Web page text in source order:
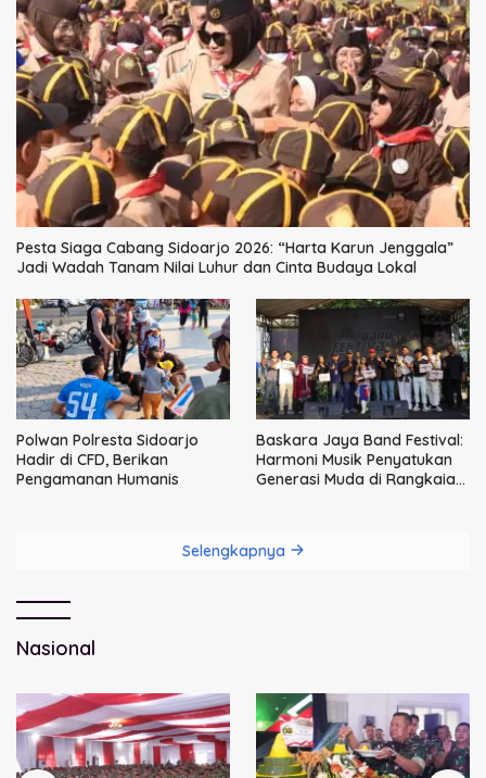
Pesta Siaga Cabang Sidoarjo 2026: “Harta Karun Jenggala”
Jadi Wadah Tanam Nilai Luhur dan Cinta Budaya Lokal
Polwan Polresta Sidoarjo
Hadir di CFD, Berikan
Pengamanan Humanis
Baskara Jaya Band Festival:
Harmoni Musik Penyatukan
Generasi Muda di Rangkaian
Selengkapnya
Nasional